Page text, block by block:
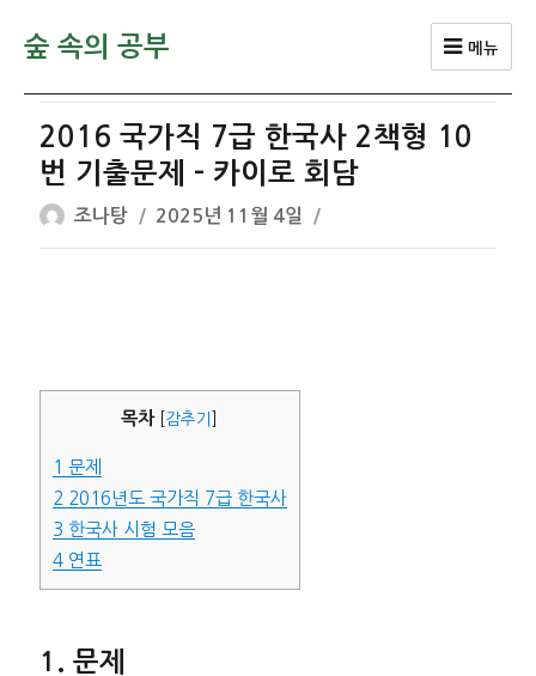
숲 속의 공부 메뉴
2016 국가직 7급 한국사 2책형 10
번 기출문제 – 카이로 회담
글
쓴
조나탕
작
성
2025년 11월 4일
목차 감추기
1 문제
2 2016년도 국가직 7급 한국사
3 한국사 시험 모음
4연표
문제